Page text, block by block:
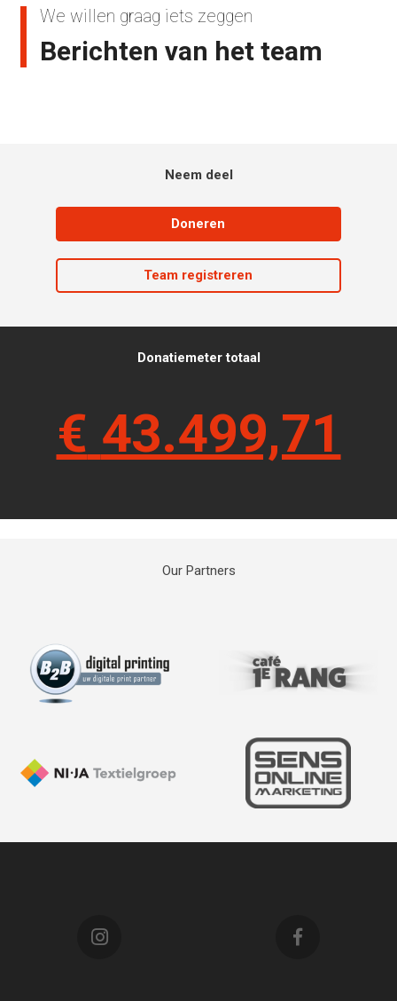
We willen graag iets zeggen
Berichten van het team
Neem deel
Doneren
Team registreren
Donatiemeter totaal
€ 43.499,71
Our Partners